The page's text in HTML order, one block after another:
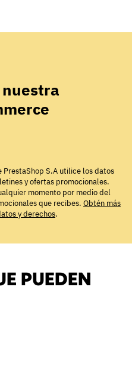
nuestra
S.A utilice los datos
y ofertas promocionales.
momento por medio del
que recibes. Obtén más
y derechos.
PUEDEN